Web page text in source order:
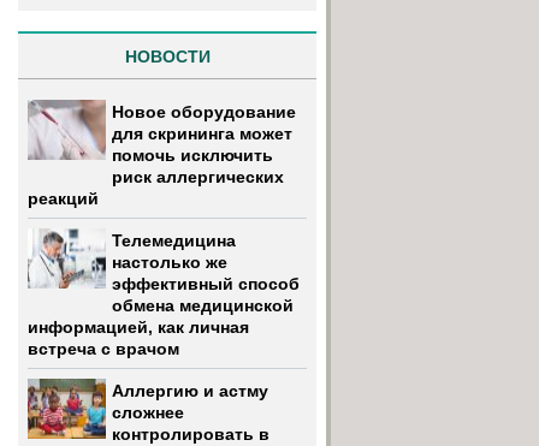
НОВОСТИ
Новое оборудование
для скрининга может
помочь исключить
риск аллергических
реакций
Телемедицина
настолько же
эффективный способ
обмена медицинской
информацией, как личная
встреча с врачом
Аллергию и астму
сложнее
контролировать в